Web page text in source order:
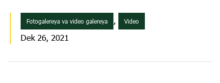
Fotogalereya va video galereya , Video
Dek 26, 2021